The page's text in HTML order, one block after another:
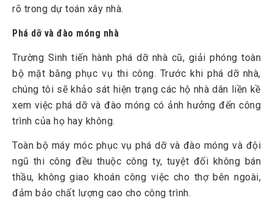
rõ trong dự toán xây nhà.
Phá dỡ và đào móng nhà
Trường Sinh tiến hành phá dỡ nhà cũ, giải phóng toàn
bộ mặt bằng phục vụ thi công. Trước khi phá dỡ nhà,
chúng tôi sẽ khảo sát hiện trạng các hộ nhà dân liền kề
xem việc phá dỡ và đào móng có ảnh hưởng đến công
trình của họ hay không.
Toàn bộ máy móc phục vụ phá dỡ và đào móng và đội
ngũ thi công đều thuộc công ty, tuyệt đối không bán
thầu, không giao khoán công việc cho thợ bên ngoài,
đảm bảo chất lượng cao cho công trình.